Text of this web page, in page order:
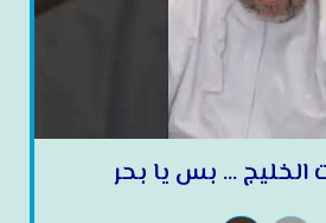
الخليج … بس يا بحر